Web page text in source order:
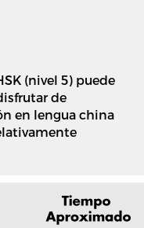
(nivel 5) puede
de
en lengua china